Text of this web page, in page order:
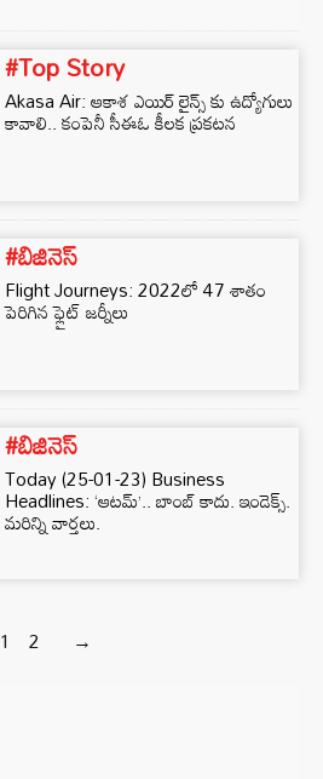
#Top Story
Akasa Air: ఆకాశ ఎయిర్ లైన్స్ కు ఉద్యోగులు
కావాలి.. కంపెనీ సీఈఓ కీలక ప్రకటన
#బిజినెస్‌
Flight Journeys: 2022లో 47 శాతం
పెరిగిన ఫ్లైట్‌ జర్నీలు
#బిజినెస్‌
Today (25-01-23) Business
Headlines: ‘ఆటమ్’.. బాంబ్‌ కాదు. ఇండెక్స్‌.
మరిన్ని వార్తలు.
1 2 →